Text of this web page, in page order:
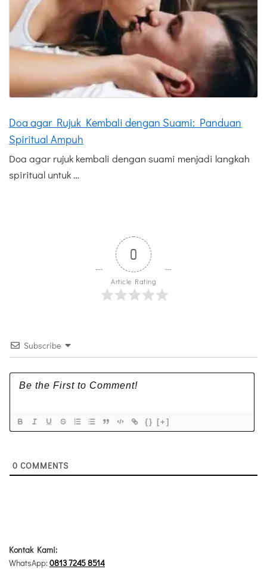
Doa agar Rujuk Kembali dengan Suami: Panduan
Spiritual Ampuh
Doa agar rujuk kembali dengan suami menjadi langkah
spiritual untuk …
0
Article Rating
Subscribe
{} [+]
0 COMMENTS
Kontak Kami:
WhatsApp:0813 7245 8514